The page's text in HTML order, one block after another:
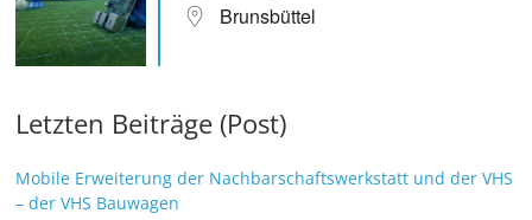
Brunsbüttel
Letzten Beiträge (Post)
Mobile Erweiterung der Nachbarschaftswerkstatt und der VHS
– der VHS Bauwagen